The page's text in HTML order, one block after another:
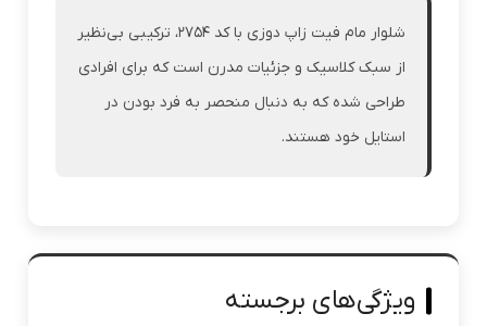
شلوار مام فیت زاپ دوزی با کد ۲۷۵۴، ترکیبی بی‌نظیر
از سبک کلاسیک و جزئیات مدرن است که برای افرادی
طراحی شده که به دنبال منحصر به فرد بودن در
استایل خود هستند.
ویژگی‌های برجسته